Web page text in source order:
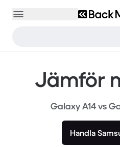
Jämför
Galaxy A14 vs
Handla